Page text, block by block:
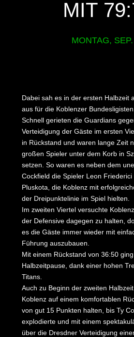
MIT
MONTAG,
Dabei sah es in der ersten Halbzeit
aus für die Koblenzer Bundesligisten.
Schnell gerieten die Guardians
Verteidigung der Gäste im ersten
in Rückstand und waren lange Zeit
großen Spieler unter dem Korb in
setzen. So waren es neben dem
Cockfield die Spieler Leon
Pluskota, die Koblenz mit
der Dreipunktelinie im Spiel hielten.
Im zweiten Viertel versuchte
der Defensive dagegen zu halten,
es die Gäste immer wieder mit
Führung auszubauen.
Mit einem Rückstand von 36:50
Halbzeitpause, dank einer hohen
Titans.
Auch zu Beginn der zweiten
Koblenz auf einem komfortablen
von gut 15 Punkten halten, bis Ty
explodierte und mit einem
über die Dresdner Verteidigung